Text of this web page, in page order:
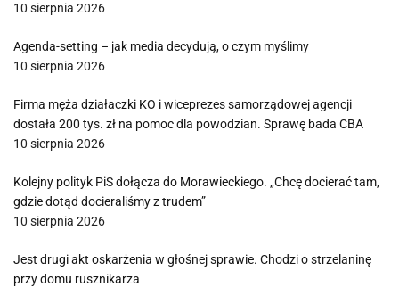
10 sierpnia 2026
Agenda-setting – jak media decydują, o czym myślimy
10 sierpnia 2026
Firma męża działaczki KO i wiceprezes samorządowej agencji
dostała 200 tys. zł na pomoc dla powodzian. Sprawę bada CBA
10 sierpnia 2026
Kolejny polityk PiS dołącza do Morawieckiego. „Chcę docierać tam,
gdzie dotąd docieraliśmy z trudem”
10 sierpnia 2026
Jest drugi akt oskarżenia w głośnej sprawie. Chodzi o strzelaninę
przy domu rusznikarza